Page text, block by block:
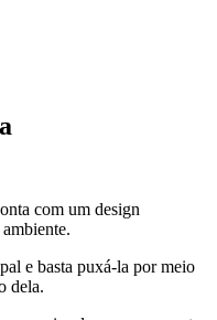
com um design
e basta puxá-la por meio
dela.